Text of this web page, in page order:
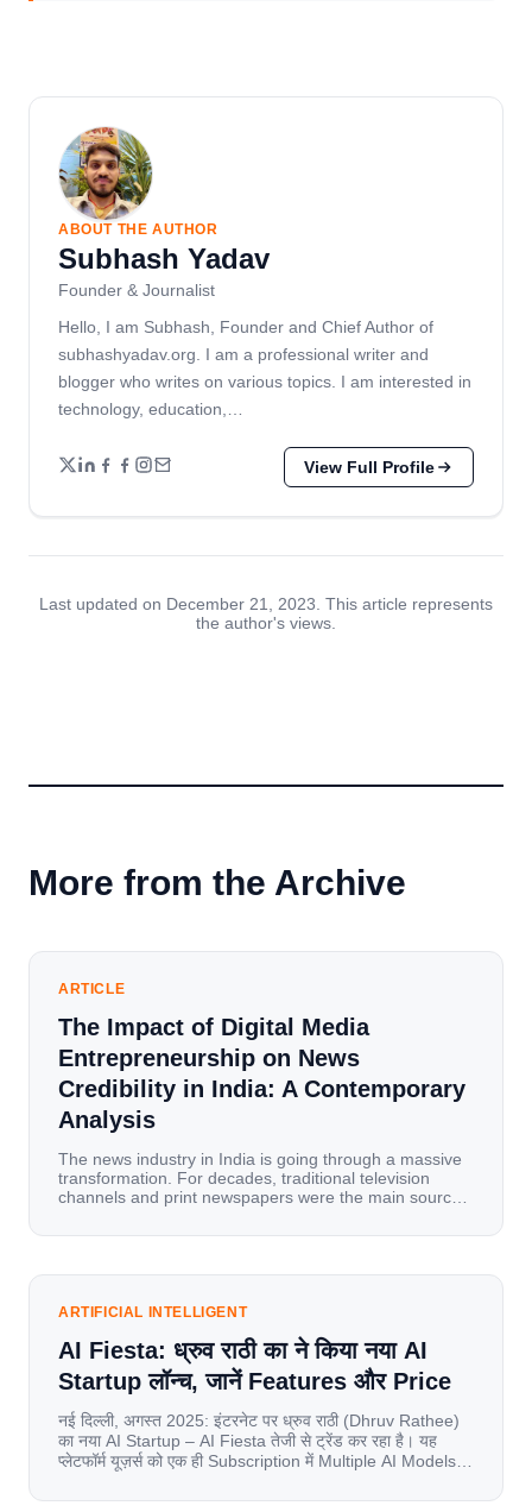
ABOUT THE AUTHOR
Subhash Yadav
Founder & Journalist
Hello, I am Subhash, Founder and Chief Author of
subhashyadav.org. I am a professional writer and
blogger who writes on various topics. I am interested in
technology, education,…
View Full Profile
Last updated on December 21, 2023. This article represents
the author's views.
More from the Archive
ARTICLE
The Impact of Digital Media
Entrepreneurship on News
Credibility in India: A Contemporary
Analysis
The news industry in India is going through a massive
transformation. For decades, traditional television
channels and print newspapers were the main sources
mobile data, affordable smartphones, and high-speed
has become a mobile-first market where consumers
ARTIFICIAL INTELLIGENT
AI Fiesta: ध्रुव राठी का ने किया नया AI
Startup लॉन्च, जानें Features और Price
नई दिल्ली, अगस्त 2025: इंटरनेट पर ध्रुव राठी (Dhruv Rathee)
का नया AI Startup – AI Fiesta तेजी से ट्रेंड कर रहा है। यह
प्लेटफॉर्म यूज़र्स को एक ही Subscription में Multiple AI Models
यूज़र्स का जबरदस्त रिस्पॉन्स लॉन्च के तुरंत […]